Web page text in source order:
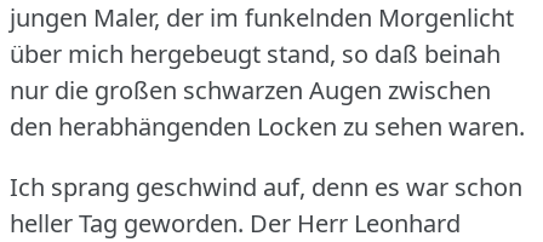
jungen Maler, der im funkelnden Morgenlicht
über mich hergebeugt stand, so daß beinah
nur die großen schwarzen Augen zwischen
den herabhängenden Locken zu sehen waren.
Ich sprang geschwind auf, denn es war schon
heller Tag geworden. Der Herr Leonhard